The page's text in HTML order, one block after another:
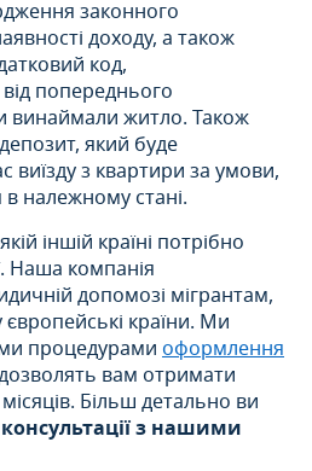
законного
доходу, а також
код,
попереднього
винаймали житло. Також
який буде
виїзду з квартири за умови,
належному стані.
іншій країні потрібно
Наша компанія
допомозі мігрантам,
європейські країни. Ми
процедурами оформлення
вам отримати
Більш детально ви
з нашими